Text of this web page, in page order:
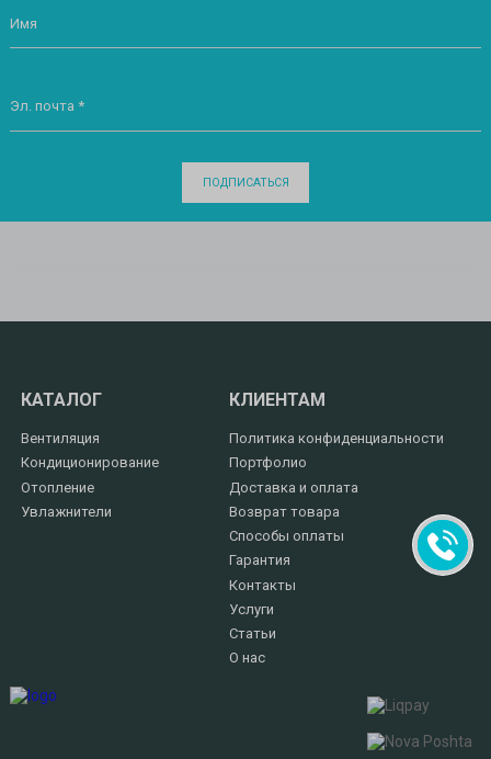
Имя
Эл. почта *
ПОДПИСАТЬСЯ
КАТАЛОГ
Вентиляция
Кондиционирование
Отопление
Увлажнители
КЛИЕНТАМ
Политика конфиденциальности
Портфолио
Доставка и оплата
Возврат товара
Способы оплаты
Гарантия
Контакты
Услуги
Статьи
О нас